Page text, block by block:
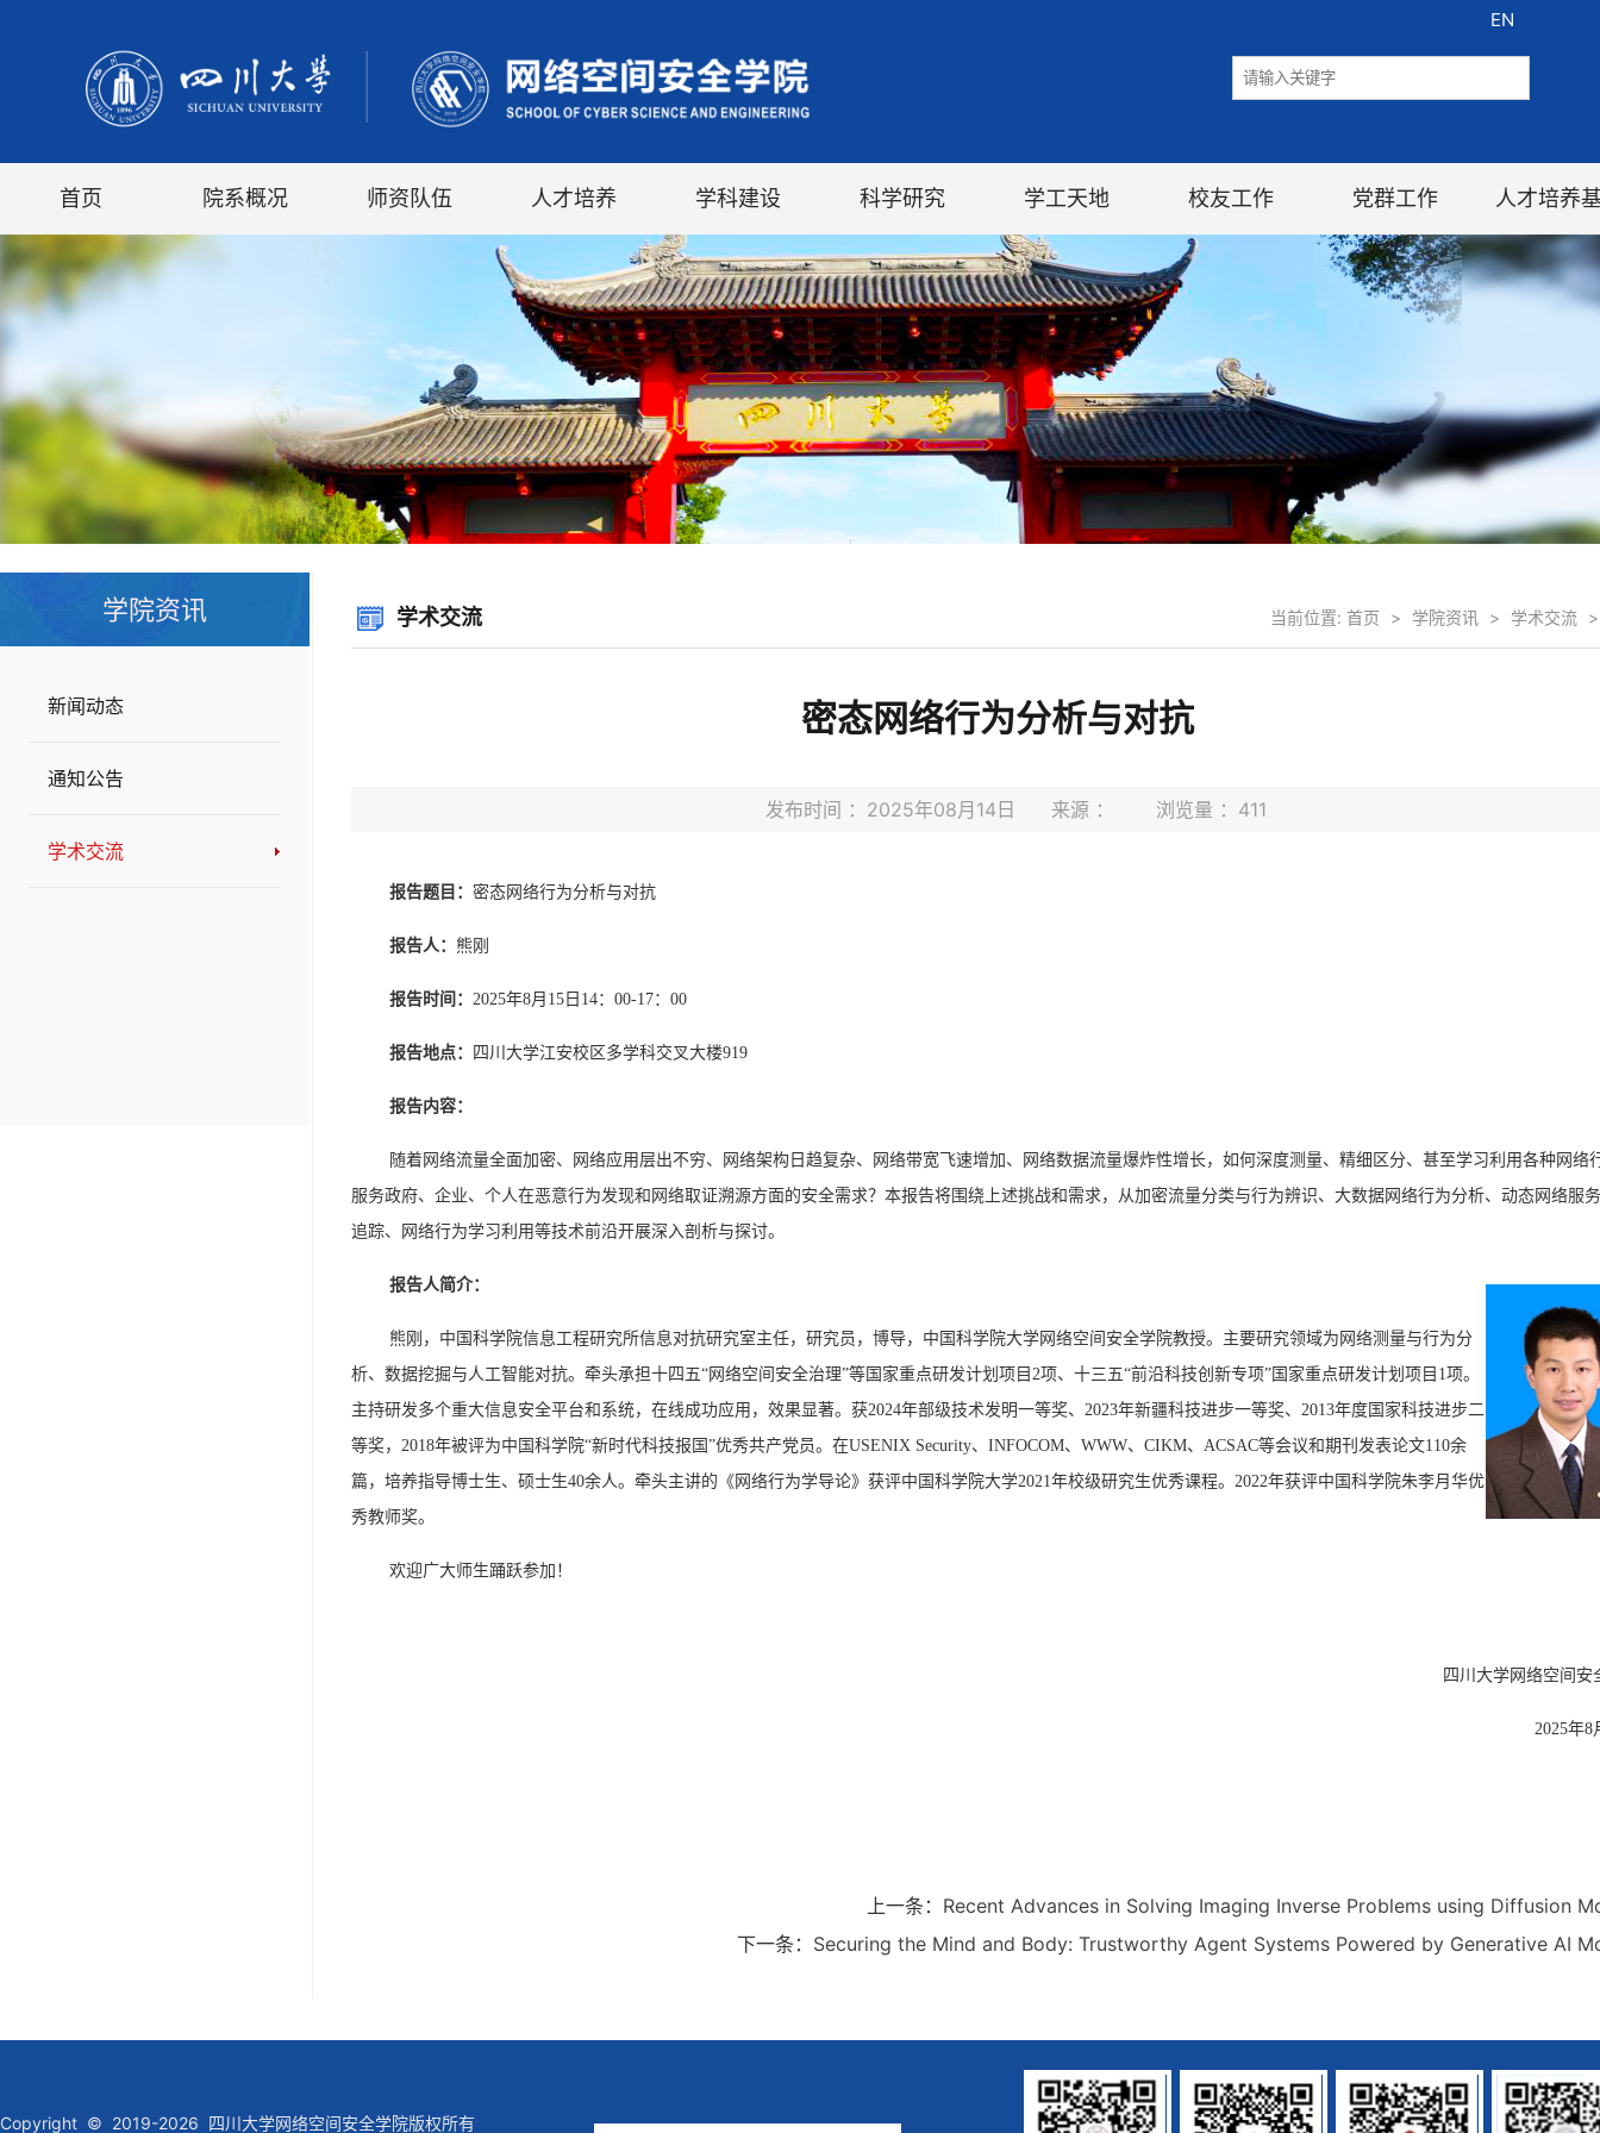
EN
首页 院系概况 师资队伍 人才培养 学科建设 科学研究 学工天地 校友工作 党群工作 人才培养
学院资讯
新闻动态
通知公告
学术交流
学术交流 当前位置: 首页 > 学院资讯 > 学术交流 >
密态网络行为分析与对抗
发布时间 ：2025年08月14日 来源 ： 浏览量 ： 411
报告题目： 密态网络行为分析与对抗
报告人： 熊刚
报告时间： 2025年8月15日14：00-17：00
报告地点： 四川大学江安校区多学科交叉大楼919
报告内容：
随着网络流量全面加密、网络应用层出不穷、网络架构日趋复杂、网络带宽飞速增加、网络数据流量爆炸性增长，如何深度测量、精细区分、甚至学习利用各种网络
服务政府、企业、个人在恶意行为发现和网络取证溯源方面的安全需求？本报告将围绕上述挑战和需求，从加密流量分类与行为辨识、大数据网络行为分析、动态网络服
追踪、网络行为学习利用等技术前沿开展深入剖析与探讨。
报告人简介：
熊刚，中国科学院信息工程研究所信息对抗研究室主任，研究员，博导，中国科学院大学网络空间安全学院教授。主要研究领域为网络测量与行为分
析、数据挖掘与人工智能对抗。牵头承担十四五“网络空间安全治理”等国家重点研发计划项目2项、十三五“前沿科技创新专项”国家重点研发计划项目1项。
主持研发多个重大信息安全平台和系统，在线成功应用，效果显著。获2024年部级技术发明一等奖、2023年新疆科技进步一等奖、2013年度国家科技进步二
等奖，2018年被评为中国科学院“新时代科技报国”优秀共产党员。在USENIX Security、INFOCOM、WWW、CIKM、ACSAC等会议和期刊发表论文110余
篇，培养指导博士生、硕士生40余人。牵头主讲的《网络行为学导论》获评中国科学院大学2021年校级研究生优秀课程。2022年获评中国科学院朱李月华优
秀教师奖。
欢迎广大师生踊跃参加！
四川大学网络空间安
2025年8
上一条： Recent Advances in Solving Imaging Inverse Problems using Diffusion
下一条： Securing the Mind and Body: Trustworthy Agent Systems Powered by Generative AI
Copyright © 2019-2026 四川大学网络空间安全学院版权所有